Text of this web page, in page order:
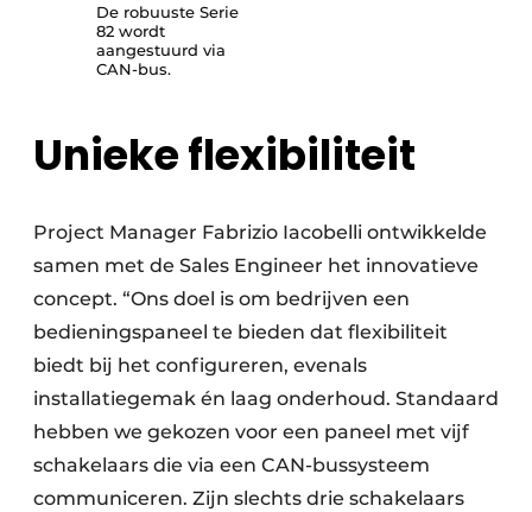
De robuuste Serie
82 wordt
aangestuurd via
CAN-bus.
Unieke flexibiliteit
Project Manager Fabrizio Iacobelli ontwikkelde
samen met de Sales Engineer het innovatieve
concept. “Ons doel is om bedrijven een
bedieningspaneel te bieden dat flexibiliteit
biedt bij het configureren, evenals
installatiegemak én laag onderhoud. Standaard
hebben we gekozen voor een paneel met vijf
schakelaars die via een CAN-bussysteem
communiceren. Zijn slechts drie schakelaars